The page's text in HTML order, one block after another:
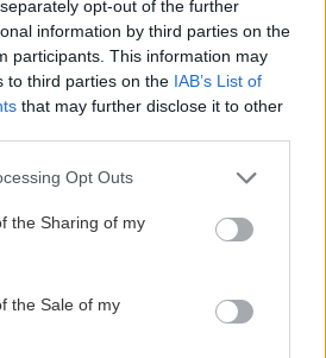
opt-out of the further
information by third parties on the
participants. This information may
to third parties on the IAB’s List of
that may further disclose it to other
Opt Outs
the Sharing of my
the Sale of my
11:47
Πώς θα παίρνουμε
κλικ!
11:34
της νυχτερινής